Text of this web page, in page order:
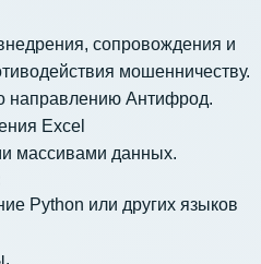
сопровождения и
мошенничеству.
направлению Антифрод.
Excel
массивами данных.
Python или других языков